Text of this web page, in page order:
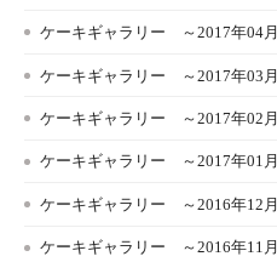
ケーキギャラリー ～2017年04
ケーキギャラリー ～2017年03
ケーキギャラリー ～2017年02
ケーキギャラリー ～2017年01
ケーキギャラリー ～2016年12
ケーキギャラリー ～2016年11